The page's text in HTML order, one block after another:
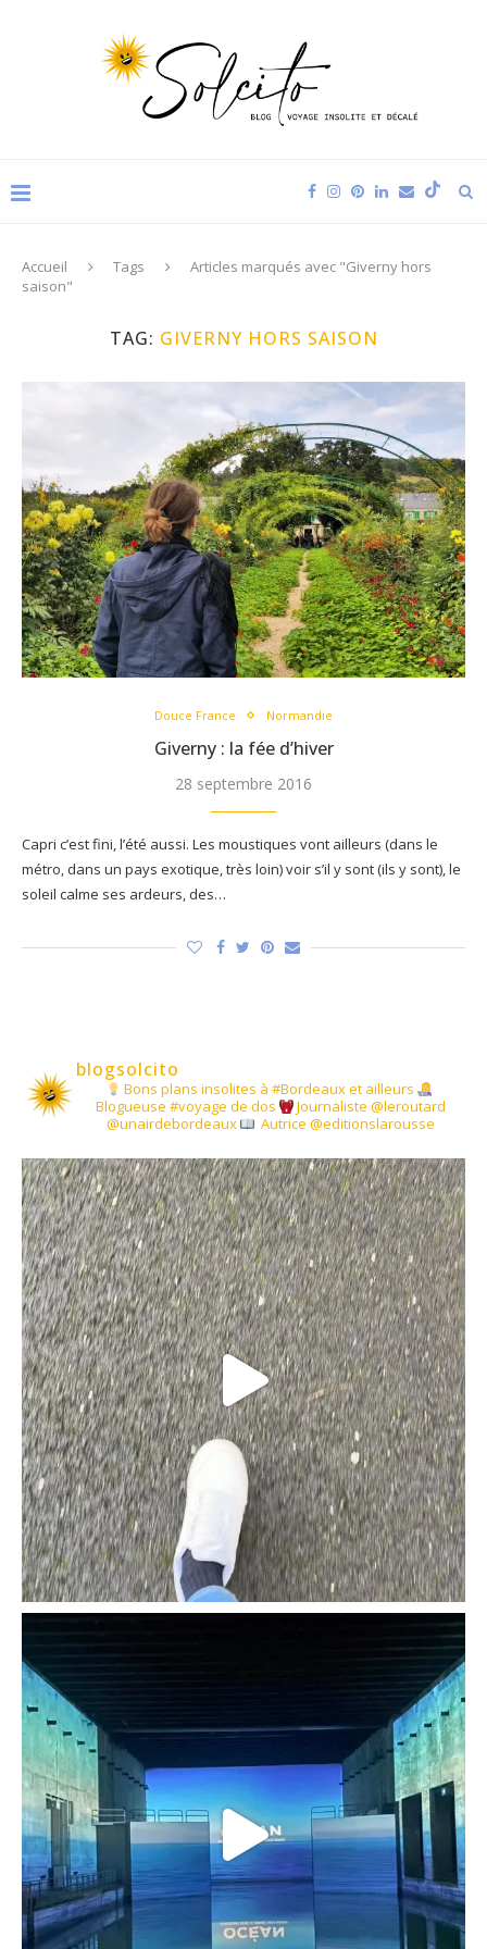
Accueil Tags
Articles marqués avec "Giverny hors
saison"
TAG: GIVERNY HORS SAISON
Douce France Normandie
Giverny : la fée d’hiver
28 septembre 2016
Capri c’est fini, l’été aussi. Les moustiques vont ailleurs (dans le
métro, dans un pays exotique, très loin) voir s’il y sont (ils y sont), le
soleil calme ses ardeurs, des…
blogsolcito
Bons plans insolites à #Bordeaux et ailleurs
Blogueuse #voyage de dos
Journaliste @leroutard
@unairdebordeaux
Autrice @editionslarousse